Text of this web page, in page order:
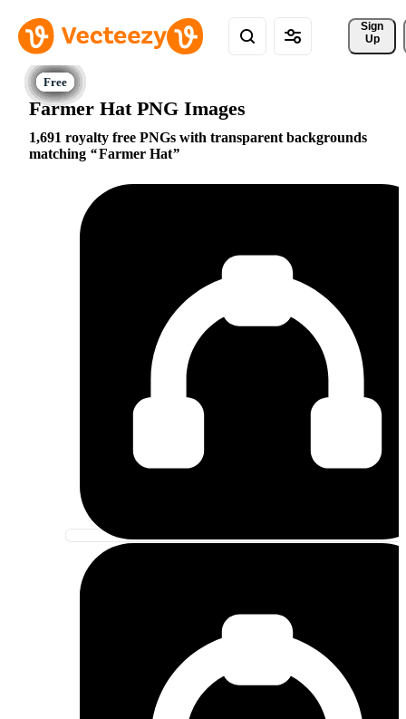
Sign
Up
Farmer Hat PNG Images
1,691 royalty free PNGs with transparent backgrounds
matching
Farmer Hat